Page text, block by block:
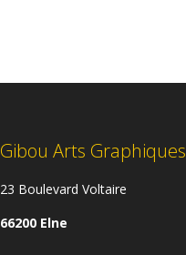
Gibou Arts Graphiques
23 Boulevard Voltaire
66200 Elne